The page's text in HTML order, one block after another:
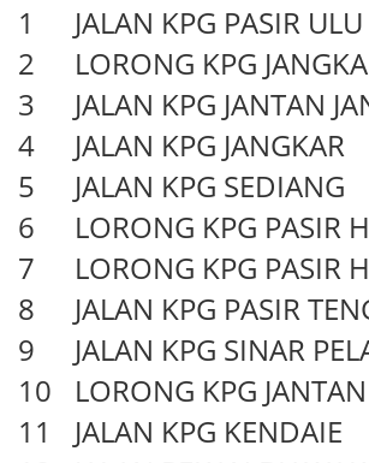
1
JALAN KPG PASIR ULU
2
LORONG KPG
3
JALAN KPG JANTAN
4
JALAN KPG JANGKAR
5
JALAN KPG SEDIANG
6
LORONG KPG PASIR
7
LORONG KPG PASIR
8
JALAN KPG PASIR
9
JALAN KPG SINAR
10
LORONG KPG JANTAN
11
JALAN KPG KENDAIE